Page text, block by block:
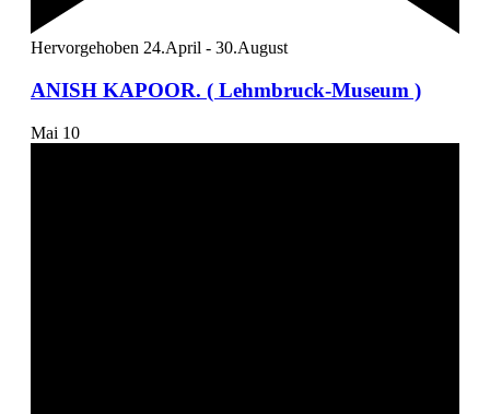
Hervorgehoben 24.April - 30.August
ANISH KAPOOR. ( Lehmbruck-Museum )
Mai 10